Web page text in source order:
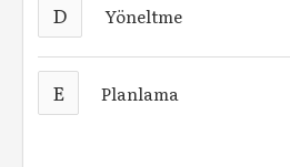
D Yöneltme
E Planlama